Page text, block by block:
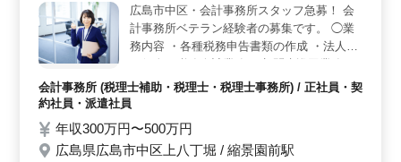
て働ける条件が整っています。広島市中区・会計事務所スタッフ急募！ 会
計事務所ベテラン経験者の募集です。 ◯業
務内容 ・各種税務申告書類の作成 ・法人及
び個人の税務会計業務 ・顧問先巡回業務
（会計処理指導、会計監査） ・税務相談業
務 ・会社設立、事業承継等のサポート ・相
休2日制 ＊残業少なめ ＊社会保険完備 ＊税
理士資格をお持ちの方は条件面優遇 税務会
会計事務所 (税理士補助・税理士・税理士事務所) / 正社員・契
約社員・派遣社員
年収300万円〜500万円
広島県広島市中区上八丁堀 / 縮景園前駅